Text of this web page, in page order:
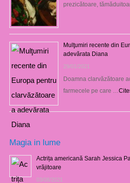
prezicătoare,
Mulţumiri recente din
adevărata Diana
29/01/2021
Doamna clarvăzătoare
farmecele pe care …
Magia in lume
Actrița americană Sarah Jessica
vrăjitoare
03/08/2021